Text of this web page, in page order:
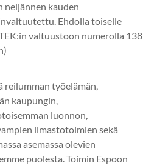
neljännen kauden
Ehdolla toiselle
valtuustoon numerolla 138
reilumman työelämän,
kaupungin,
luonnon,
ilmastotoimien sekä
asemassa olevien
puolesta. Toimin Espoon